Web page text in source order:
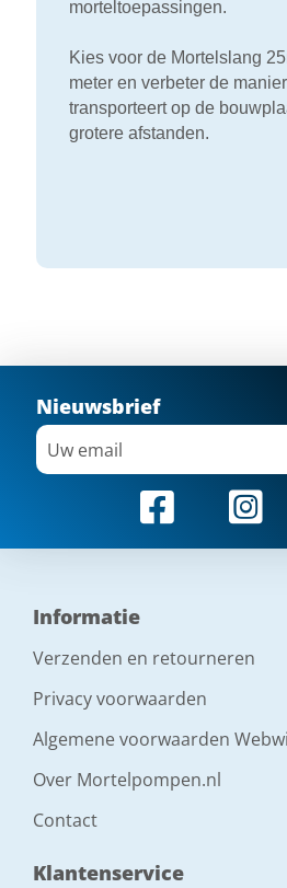
morteltoepassingen.
Kies voor de Mortelslang
meter en verbeter de
transporteert op de
grotere afstanden.
Nieuwsbrief
Informatie
Verzenden en retourneren
Privacy voorwaarden
Algemene voorwaarden
Over Mortelpompen.nl
Contact
Klantenservice